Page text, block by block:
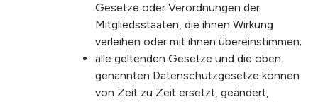
Gesetze oder Verordnungen der
Mitgliedsstaaten, die ihnen Wirkung
verleihen oder mit ihnen übereinstimmen;
alle geltenden Gesetze und die oben
genannten Datenschutzgesetze können
von Zeit zu Zeit ersetzt, geändert,